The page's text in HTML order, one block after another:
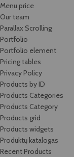
Menu price
Our team
Parallax Scrolling
Portfolio
Portfolio element
Pricing tables
Privacy Policy
Products by ID
Products Categories
Products Category
Products grid
Products widgets
Produktų katalogas
Recent Products